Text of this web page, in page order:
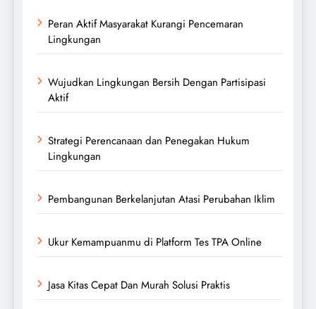
Peran Aktif Masyarakat Kurangi Pencemaran
Lingkungan
Wujudkan Lingkungan Bersih Dengan Partisipasi
Aktif
Strategi Perencanaan dan Penegakan Hukum
Lingkungan
Pembangunan Berkelanjutan Atasi Perubahan Iklim
Ukur Kemampuanmu di Platform Tes TPA Online
Jasa Kitas Cepat Dan Murah Solusi Praktis